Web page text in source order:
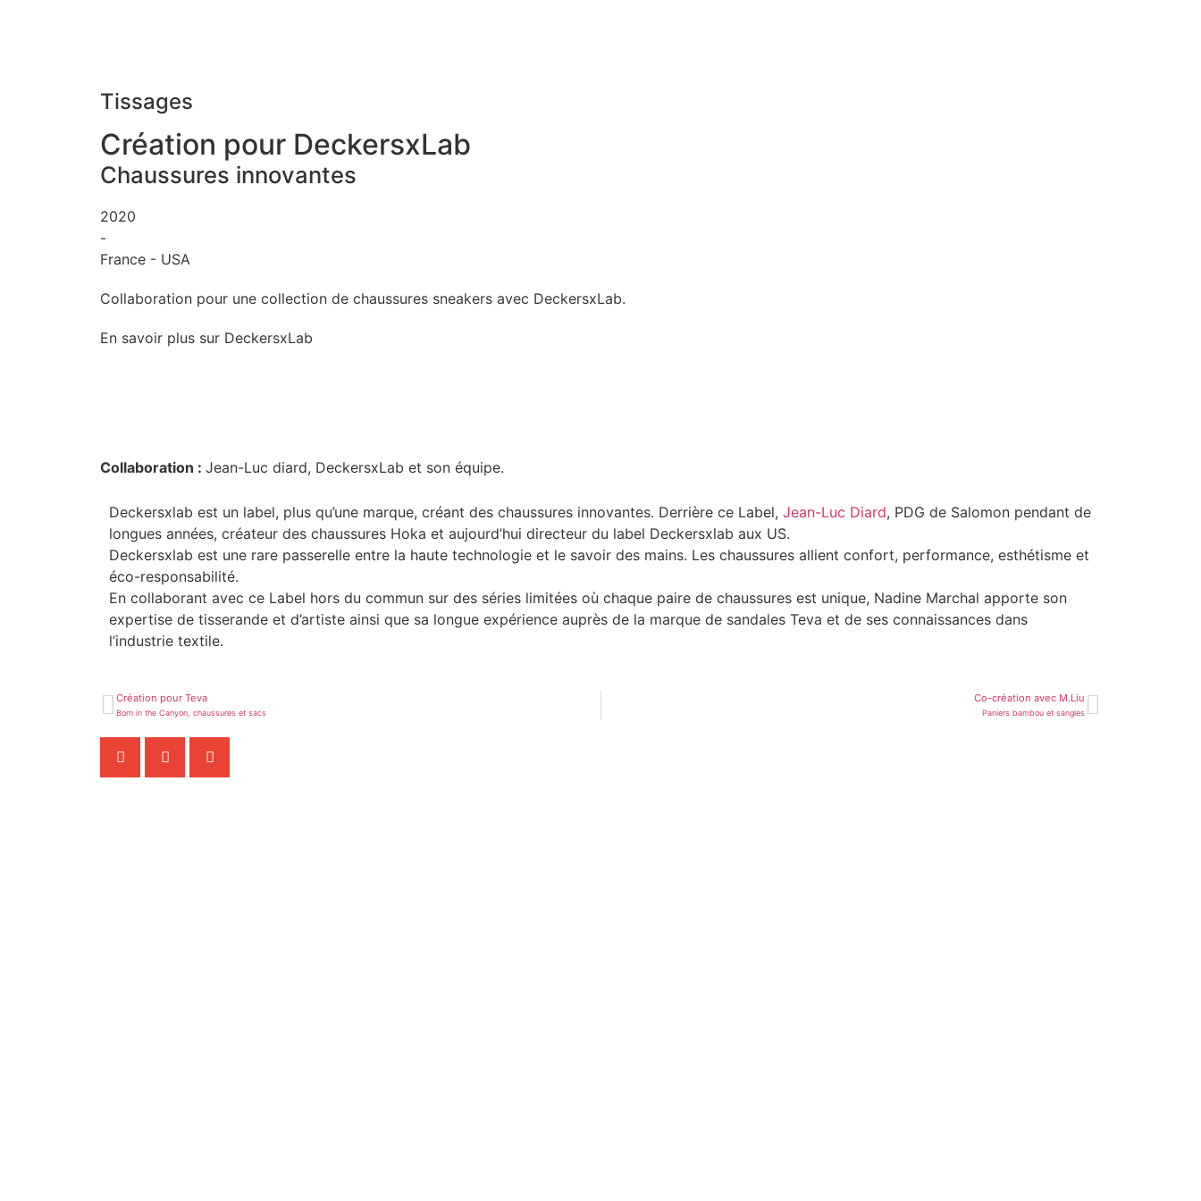
Tissages
Création pour DeckersxLab
Chaussures innovantes
2020
-
France - USA
Collaboration pour une collection de chaussures sneakers avec DeckersxLab.
En savoir plus sur DeckersxLab
Collaboration : Jean-Luc diard, DeckersxLab et son équipe.
Deckersxlab est un label, plus qu’une marque, créant des chaussures innovantes. Derrière ce Label, Jean-Luc Diard, PDG de Salomon pendant de
longues années, créateur des chaussures Hoka et aujourd’hui directeur du label Deckersxlab aux US.
Deckersxlab est une rare passerelle entre la haute technologie et le savoir des mains. Les chaussures allient confort, performance, esthétisme et
éco-responsabilité.
En collaborant avec ce Label hors du commun sur des séries limitées où chaque paire de chaussures est unique, Nadine Marchal apporte son
expertise de tisserande et d’artiste ainsi que sa longue expérience auprès de la marque de sandales Teva et de ses connaissances dans
l’industrie textile.
Création pour Teva
Born in the Canyon, chaussures et sacs
Co-création avec M.Liu
Paniers bambou et sangles